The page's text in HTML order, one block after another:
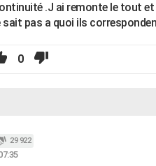
.J ai remonte le tout et
sait pas a quoi ils
0
29 922